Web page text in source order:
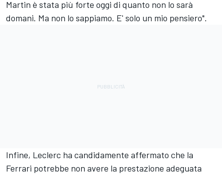
Martin è stata più forte oggi di quanto non lo sarà
domani. Ma non lo sappiamo. E' solo un mio pensiero".
Infine, Leclerc ha candidamente affermato che la
Ferrari potrebbe non avere la prestazione adeguata